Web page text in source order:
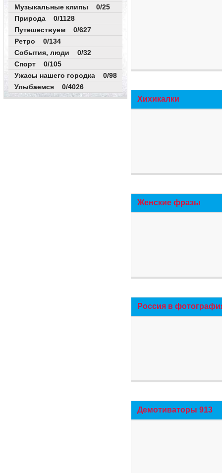
Музыкальные клипы 0/25
Природа 0/1128
Путешествуем 0/627
Ретро 0/134
События, люди 0/32
Спорт 0/105
Ужасы нашего городка 0/98
Улыбаемся 0/4026
Хихикалки
Женские фразы
Россия в
Демотиваторы 913